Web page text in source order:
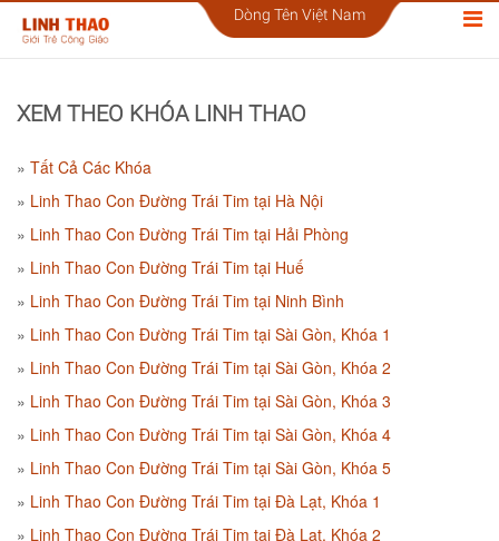
Dòng Tên Việt Nam
XEM THEO KHÓA LINH THAO
Tất Cả Các Khóa
Linh Thao Con Đường Trái Tim tại Hà Nội
Linh Thao Con Đường Trái Tim tại Hải Phòng
Linh Thao Con Đường Trái Tim tại Huế
Linh Thao Con Đường Trái Tim tại Ninh Bình
Linh Thao Con Đường Trái Tim tại Sài Gòn, Khóa 1
Linh Thao Con Đường Trái Tim tại Sài Gòn, Khóa 2
Linh Thao Con Đường Trái Tim tại Sài Gòn, Khóa 3
Linh Thao Con Đường Trái Tim tại Sài Gòn, Khóa 4
Linh Thao Con Đường Trái Tim tại Sài Gòn, Khóa 5
Linh Thao Con Đường Trái Tim tại Đà Lạt, Khóa 1
Linh Thao Con Đường Trái Tim tại Đà Lạt, Khóa 2